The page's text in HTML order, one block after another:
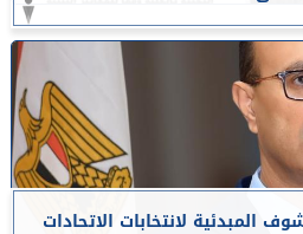
المبدئية لانتخابات الاتحادات